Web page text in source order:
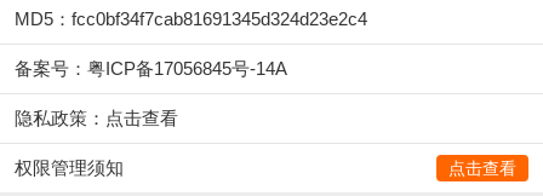
MD5：fcc0bf34f7cab81691345d324d23e2c4
备案号：粤ICP备17056845号-14A
隐私政策： 点击查看
权限管理须知 点击查看